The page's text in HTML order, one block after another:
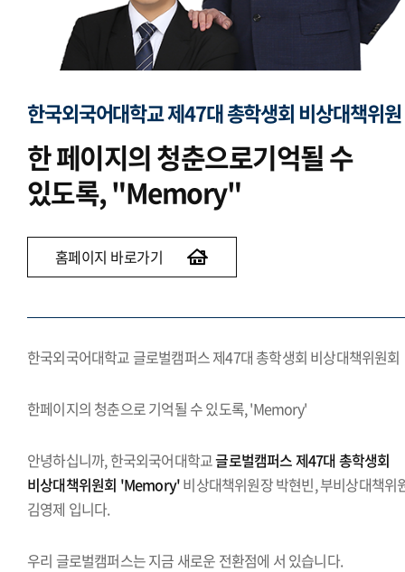
한국외국어대학교 제47대 총학생회 비상대책위원
한 페이지의 청춘으로기억될 수
있도록, "Memory"
홈페이지 바로가기
한국외국어대학교 글로벌캠퍼스 제47대 총학생회 비상대책위원회
한페이지의 청춘으로 기억될 수 있도록, 'Memory'
안녕하십니까, 한국외국어대학교글로벌캠퍼스 제47대 총학생회
비상대책위원회 'Memory'비상대책위원장 박현빈, 부비상대책위
김영제 입니다.
우리 글로벌캠퍼스는 지금 새로운 전환점에 서 있습니다.